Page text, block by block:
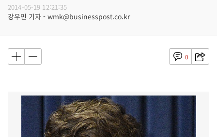
2014-05-19 12:21:35
강우민 기자 - wmk@businesspost.co.kr
0